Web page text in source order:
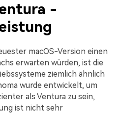
-
macOS-Version einen
erwarten würden, ist die
ziemlich ähnlich
wurde entwickelt, um
als Ventura zu sein,
ist nicht sehr